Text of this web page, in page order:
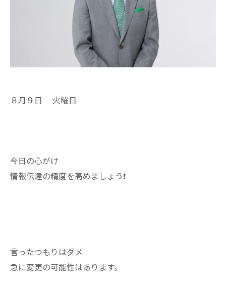
８月９日 火曜日
今日の心がけ
情報伝達の精度を高めましょう❗
言ったつもりはダメ
急に変更の可能性はあります。